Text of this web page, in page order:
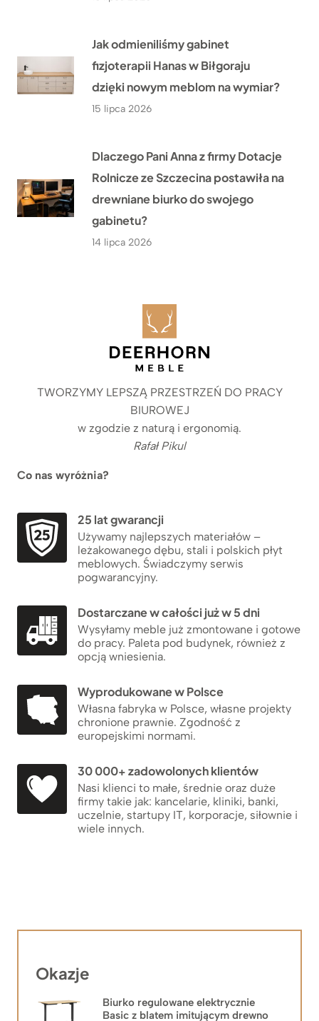
Jak odmieniliśmy gabinet
fizjoterapii Hanas w Biłgoraju
dzięki nowym meblom na wymiar?
15 lipca 2026
Dlaczego Pani Anna z firmy Dotacje
Rolnicze ze Szczecina postawiła na
drewniane biurko do swojego
gabinetu?
14 lipca 2026
TWORZYMY LEPSZĄ PRZESTRZEŃ DO PRACY
BIUROWEJ
w zgodzie z naturą i ergonomią.
Rafał Pikul
Co nas wyróżnia?
25 lat gwarancji
Używamy najlepszych materiałów –
leżakowanego dębu, stali i polskich płyt
meblowych. Świadczymy serwis
pogwarancyjny.
Dostarczane w całości już w 5 dni
Wysyłamy meble już zmontowane i gotowe
do pracy. Paleta pod budynek, również z
opcją wniesienia.
Wyprodukowane w Polsce
Własna fabryka w Polsce, własne projekty
chronione prawnie. Zgodność z
europejskimi normami.
30 000+ zadowolonych klientów
Nasi klienci to małe, średnie oraz duże
firmy takie jak: kancelarie, kliniki, banki,
uczelnie, startupy IT, korporacje, siłownie i
wiele innych.
Okazje
Biurko regulowane elektrycznie
Basic z blatem imitującym drewno